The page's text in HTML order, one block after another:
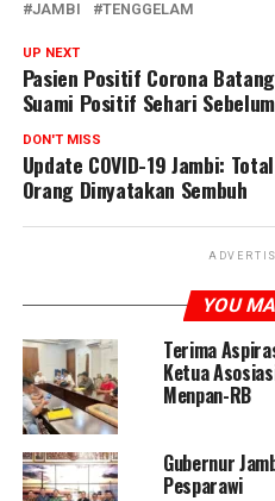
JAMBI
TENGGELAM
UP NEXT
Pasien Positif Corona
Suami Positif Sehari
DON'T MISS
Update COVID-19 Jambi:
Orang Dinyatakan Sembuh
YOU
Terima
Ketua
Menpan-RB
Gubernur
Pesparawi